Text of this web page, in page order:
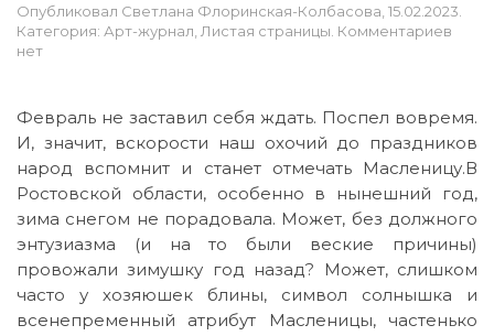
Опубликовал Светлана Флоринская-Колбасова 15.02.2023
Категория: Арт-журнал Листая страницы Комментариев
нет
Февраль не заставил себя ждать. Поспел вовремя.
И, значит, вскорости наш охочий до праздников
народ вспомнит и станет отмечать Масленицу.В
Ростовской области, особенно в нынешний год,
зима снегом не порадовала. Может, без должного
энтузиазма (и на то были веские причины)
провожали зимушку год назад? Может, слишком
часто у хозяюшек блины, символ солнышка и
всенепременный атрибут Масленицы, частенько